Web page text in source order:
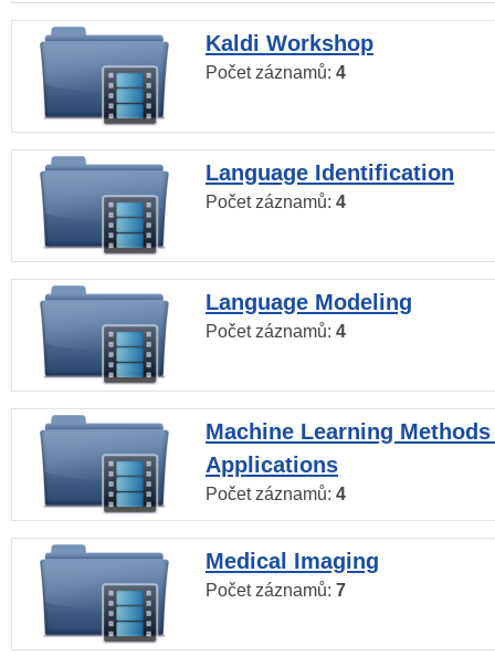
Kaldi Workshop
Počet záznamů: 4
Language Identification
Počet záznamů: 4
Language Modeling
Počet záznamů: 4
Machine Learning
Applications
Počet záznamů: 4
Medical Imaging
Počet záznamů: 7